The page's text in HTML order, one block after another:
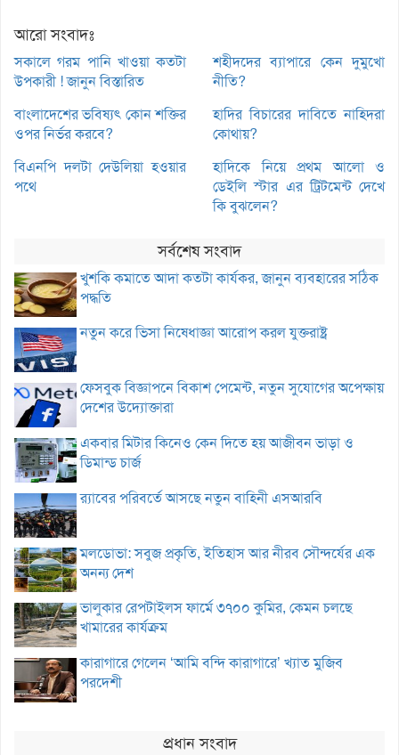
আরো সংবাদঃ
সকালে গরম পানি খাওয়া কতটা
উপকারী ! জানুন বিস্তারিত
শহীদদের ব্যাপারে কেন দুমুখো
নীতি?
বাংলাদেশের ভবিষ্যৎ কোন শক্তির
ওপর নির্ভর করবে?
হাদির বিচারের দাবিতে নাহিদরা
কোথায়?
বিএনপি দলটা দেউলিয়া হওয়ার
পথে
হাদিকে নিয়ে প্রথম আলো ও
ডেইলি স্টার এর ট্রিটমেন্ট দেখে
কি বুঝলেন?
সর্বশেষ সংবাদ
খুশকি কমাতে আদা কতটা কার্যকর, জানুন ব্যবহারের সঠিক
পদ্ধতি
নতুন করে ভিসা নিষেধাজ্ঞা আরোপ করল যুক্তরাষ্ট্র
ফেসবুক বিজ্ঞাপনে বিকাশ পেমেন্ট, নতুন সুযোগের অপেক্ষায়
দেশের উদ্যোক্তারা
একবার মিটার কিনেও কেন দিতে হয় আজীবন ভাড়া ও
ডিমান্ড চার্জ
র‌্যাবের পরিবর্তে আসছে নতুন বাহিনী এসআরবি
মলডোভা: সবুজ প্রকৃতি, ইতিহাস আর নীরব সৌন্দর্যের এক
অনন্য দেশ
ভালুকার রেপটাইলস ফার্মে ৩৭০০ কুমির, কেমন চলছে
খামারের কার্যক্রম
কারাগারে গেলেন ‘আমি বন্দি কারাগারে’ খ্যাত মুজিব
পরদেশী
প্রধান সংবাদ